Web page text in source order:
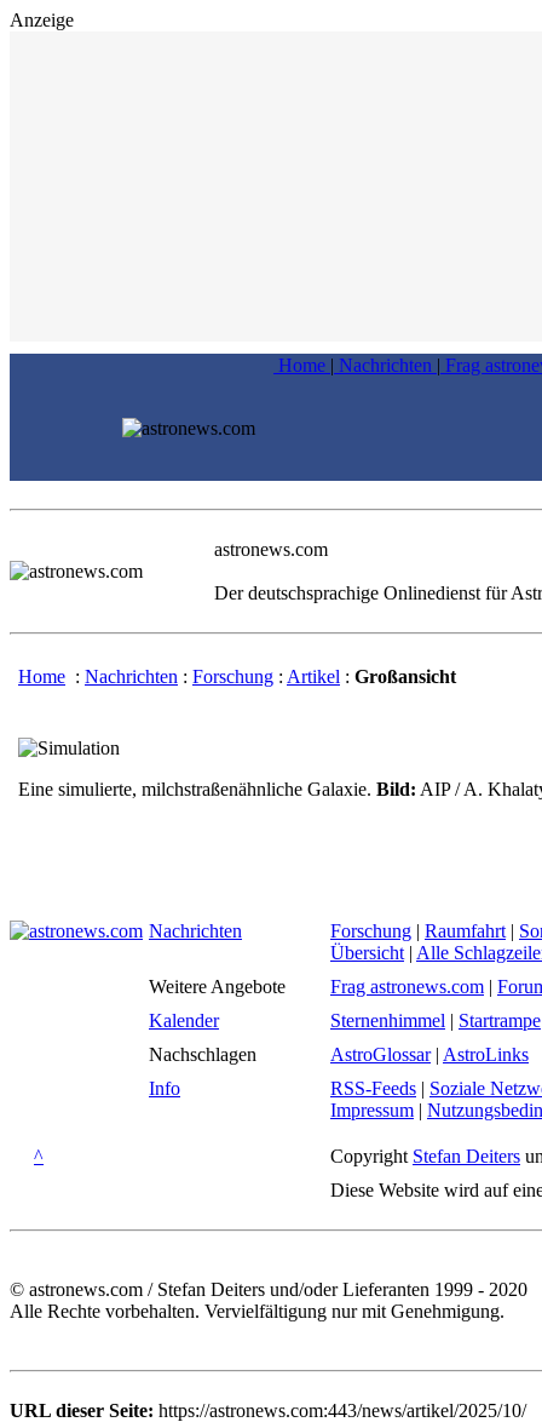
Anzeige
Home | Nachrichten | Frag
astronews.com
Der deutschsprachige Onlinedienst für
Home : Nachrichten : Forschung : Artikel : Großansicht
Eine simulierte, milchstraßenähnliche Galaxie. Bild: AIP / A.
Nachrichten Forschung | Raumfahrt |
Übersicht | Alle
Weitere Angebote
Frag astronews.com |
Kalender
Sternenhimmel | Startrampe
Nachschlagen
AstroGlossar| AstroLinks
Info
RSS-Feeds | Soziale
Impressum |
^ Copyright Stefan Deiters
Diese Website wird auf
© astronews.com / Stefan Deiters und/oder Lieferanten 1999 - 2020
Alle Rechte vorbehalten. Vervielfältigung nur mit Genehmigung.
URL dieser Seite: https://astronews.com:443/news/artikel/2025/10/